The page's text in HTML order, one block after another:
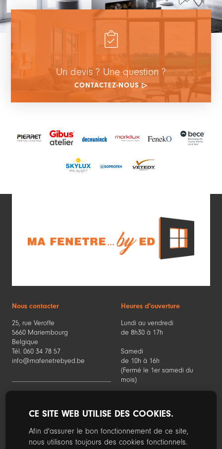
Un devis ? Une question ?
CONTACTEZ-NOUS ▷
Nous contacter
25, rue Veroffe
5660 Mariembourg
Belgique
Tél. 060 34 78 57
info@mafenetrebyed.be
Heures d'ouverture
Lundi au vendredi
de 8h30 à 17h
Samedi
de 10h à 16h
(Fermé le 1er samedi du
mois)
Facebook Instagram
CE SITE WEB UTILISE DES COOKIES.
Afin d'assurer le bon fonctionnement de ce site,
nous utilisons toujours des cookies fonctionnels.